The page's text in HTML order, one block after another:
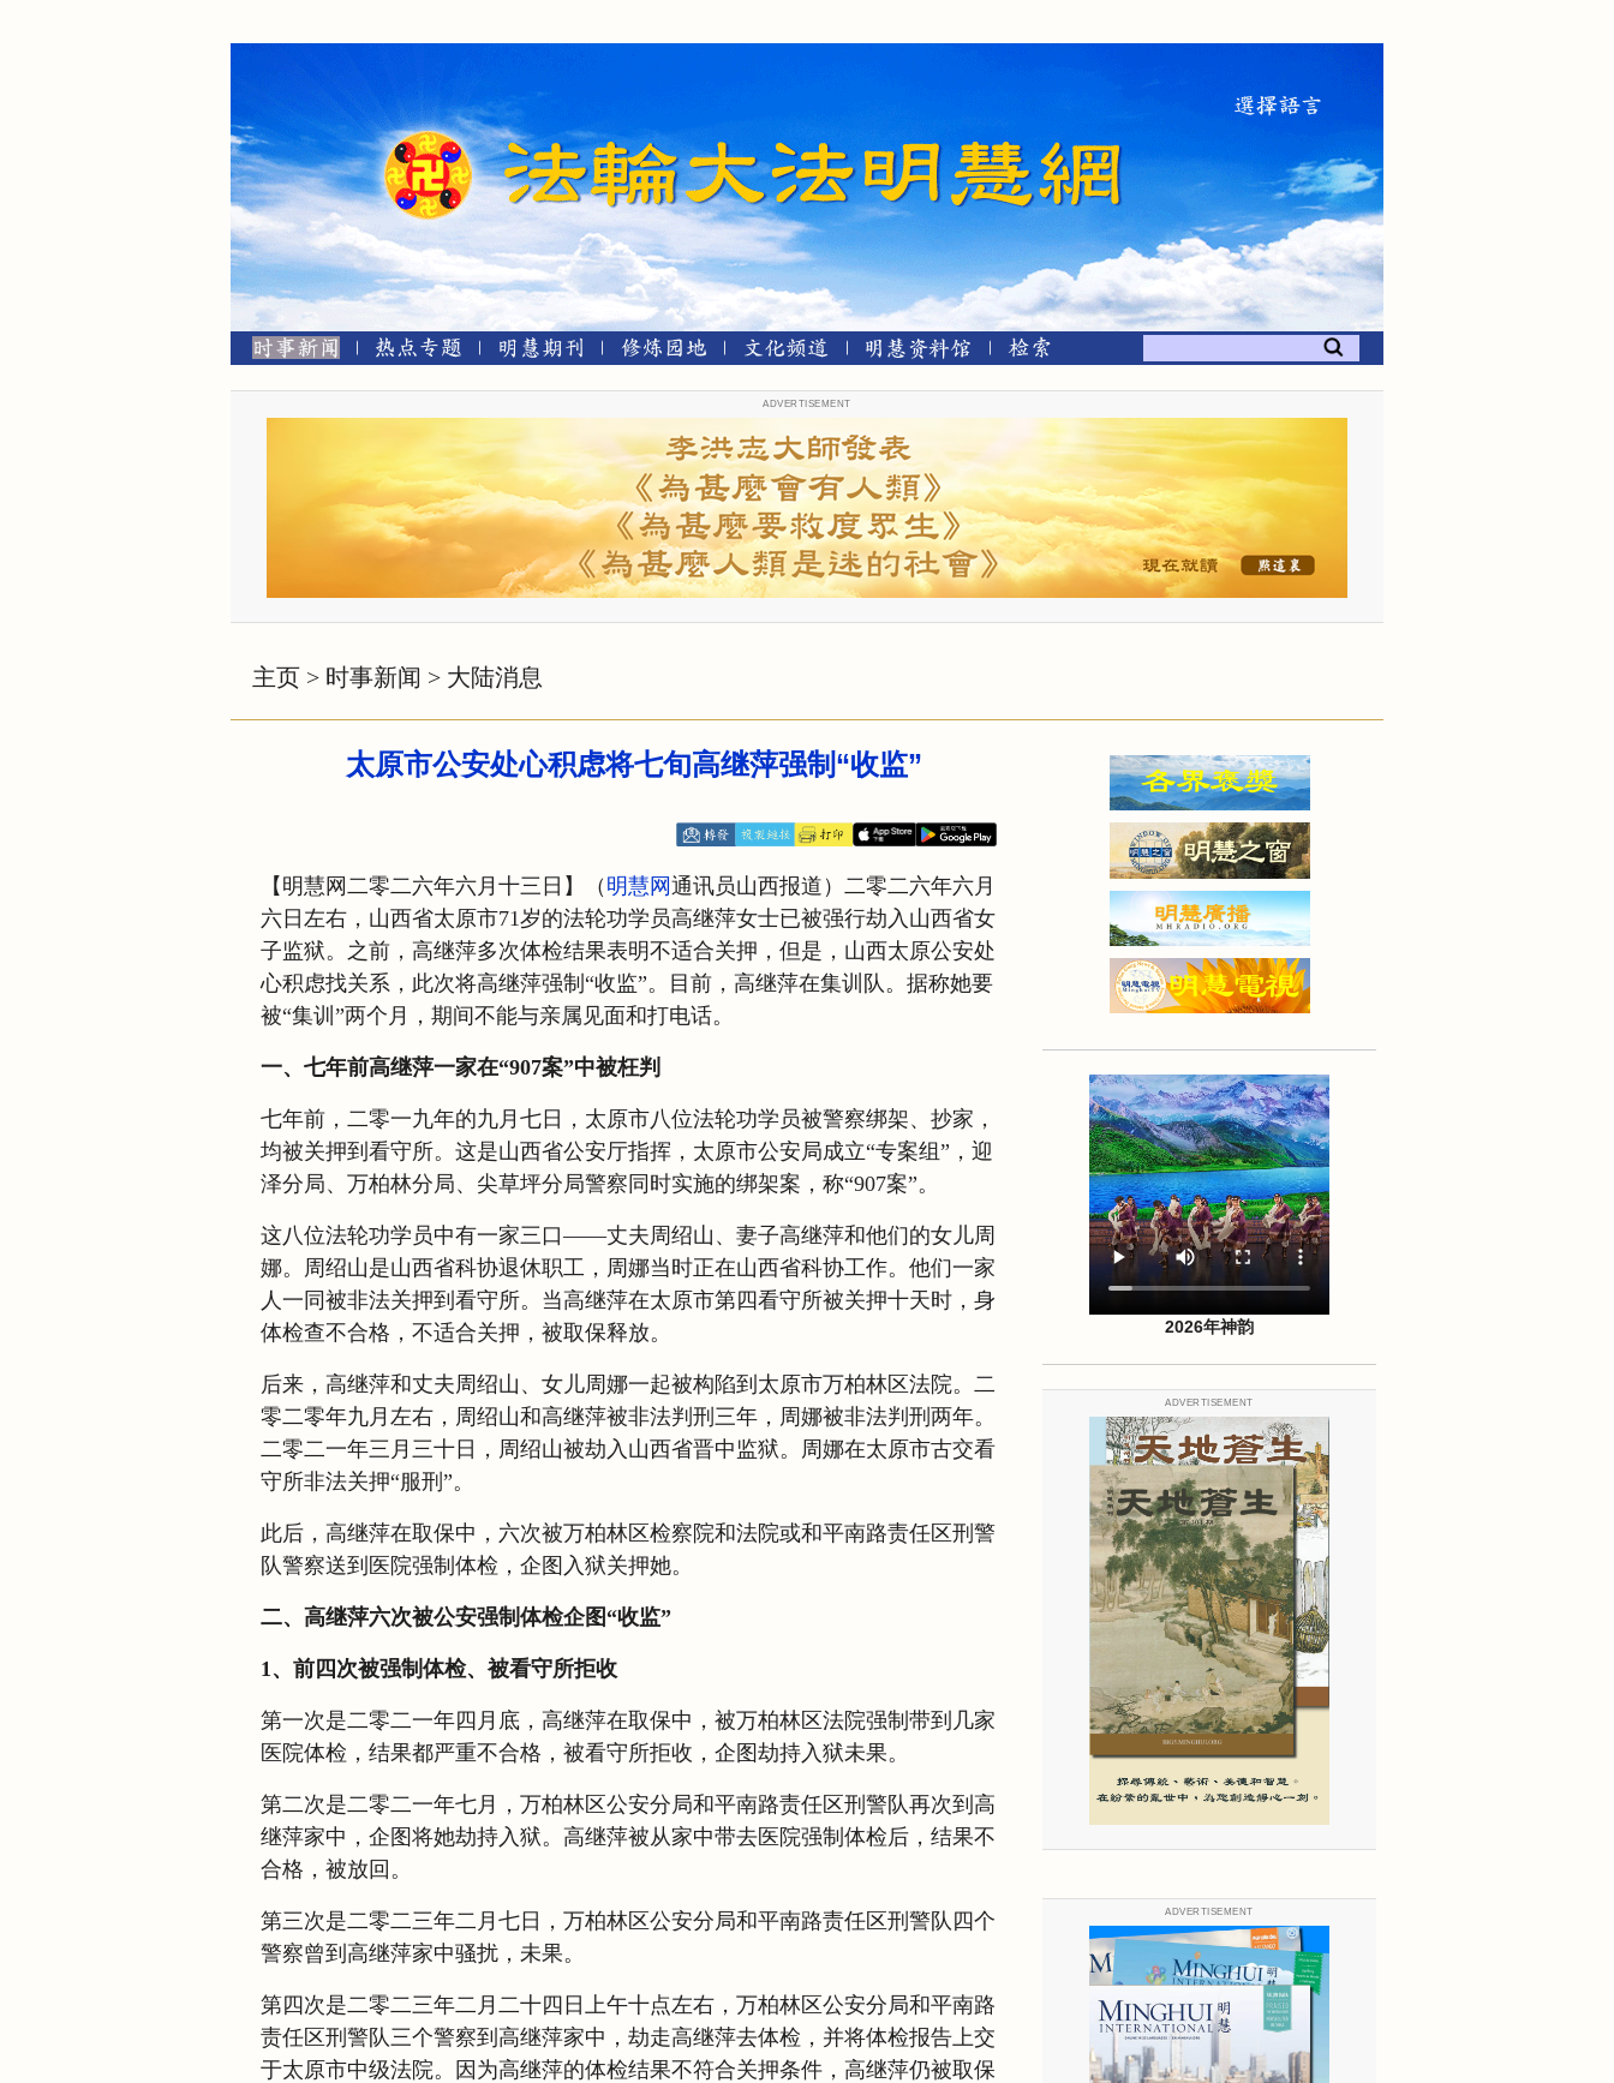
ADVERTISEMENT
主页 > 时事新闻 > 大陆消息
太原市公安处心积虑将七旬高继萍强制“收监”
【明慧网二零二六年六月十三日】（ 明慧网 通讯员山西报道）二零二六年六月
六日左右，山西省太原市71岁的法轮功学员高继萍女士已被强行劫入山西省女
子监狱。之前，高继萍多次体检结果表明不适合关押，但是，山西太原公安处
心积虑找关系，此次将高继萍强制“收监”。目前，高继萍在集训队。据称她要
被“集训”两个月，期间不能与亲属见面和打电话。
一、七年前高继萍一家在“907案”中被枉判
七年前，二零一九年的九月七日，太原市八位法轮功学员被警察绑架、抄家，
均被关押到看守所。这是山西省公安厅指挥，太原市公安局成立“专案组”，迎
泽分局、万柏林分局、尖草坪分局警察同时实施的绑架案，称“907案”。
这八位法轮功学员中有一家三口——丈夫周绍山、妻子高继萍和他们的女儿周
娜。周绍山是山西省科协退休职工，周娜当时正在山西省科协工作。他们一家
人一同被非法关押到看守所。当高继萍在太原市第四看守所被关押十天时，身
体检查不合格，不适合关押，被取保释放。
后来，高继萍和丈夫周绍山、女儿周娜一起被构陷到太原市万柏林区法院。二
零二零年九月左右，周绍山和高继萍被非法判刑三年，周娜被非法判刑两年。
二零二一年三月三十日，周绍山被劫入山西省晋中监狱。周娜在太原市古交看
守所非法关押“服刑”。
此后，高继萍在取保中，六次被万柏林区检察院和法院或和平南路责任区刑警
队警察送到医院强制体检，企图入狱关押她。
二、高继萍六次被公安强制体检企图“收监”
1、前四次被强制体检、被看守所拒收
第一次是二零二一年四月底，高继萍在取保中，被万柏林区法院强制带到几家
医院体检，结果都严重不合格，被看守所拒收，企图劫持入狱未果。
第二次是二零二一年七月，万柏林区公安分局和平南路责任区刑警队再次到高
继萍家中，企图将她劫持入狱。高继萍被从家中带去医院强制体检后，结果不
合格，被放回。
第三次是二零二三年二月七日，万柏林区公安分局和平南路责任区刑警队四个
警察曾到高继萍家中骚扰，未果。
第四次是二零二三年二月二十四日上午十点左右，万柏林区公安分局和平南路
责任区刑警队三个警察到高继萍家中，劫走高继萍去体检，并将体检报告上交
于太原市中级法院。因为高继萍的体检结果不符合关押条件，高继萍仍被取保
2026年神韵
ADVERTISEMENT
ADVERTISEMENT